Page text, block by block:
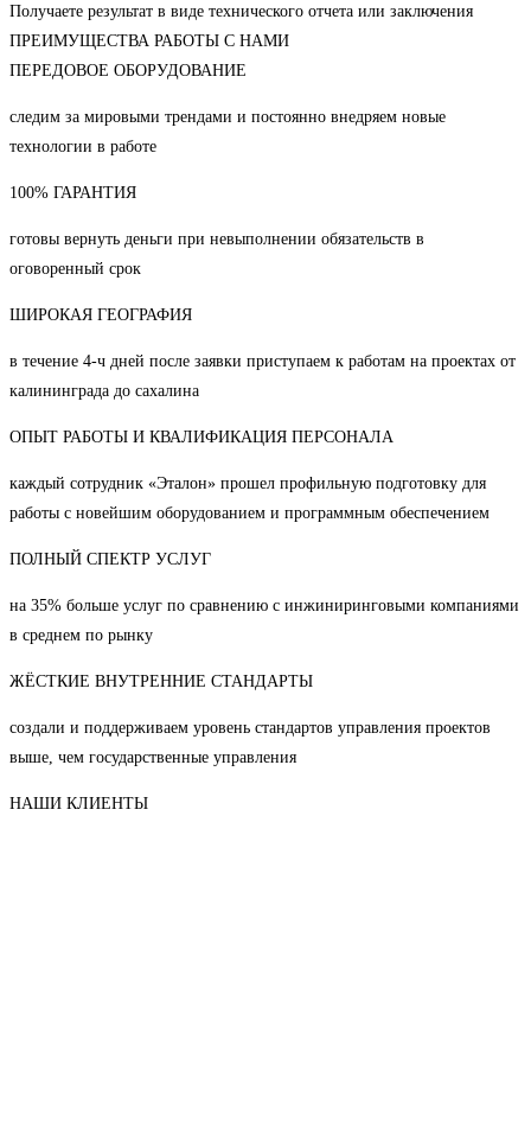
Получаете результат в виде технического отчета или заключения
ПРЕИМУЩЕСТВА РАБОТЫ С НАМИ
ПЕРЕДОВОЕ ОБОРУДОВАНИЕ
следим за мировыми трендами и постоянно внедряем новые
технологии в работе
100% ГАРАНТИЯ
готовы вернуть деньги при невыполнении обязательств в
оговоренный срок
ШИРОКАЯ ГЕОГРАФИЯ
в течение 4-ч дней после заявки приступаем к работам на проектах от
калининграда до сахалина
ОПЫТ РАБОТЫ И КВАЛИФИКАЦИЯ ПЕРСОНАЛА
каждый сотрудник «Эталон» прошел профильную подготовку для
работы с новейшим оборудованием и программным обеспечением
ПОЛНЫЙ СПЕКТР УСЛУГ
на 35% больше услуг по сравнению с инжиниринговыми компаниями
в среднем по рынку
ЖЁСТКИЕ ВНУТРЕННИЕ СТАНДАРТЫ
создали и поддерживаем уровень стандартов управления проектов
выше, чем государственные управления
НАШИ КЛИЕНТЫ